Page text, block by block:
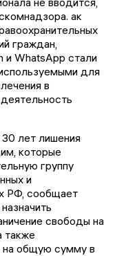
ак
граждан,
и WhatsApp стали
для
в
30 лет лишения
которые
группу
и
РФ, сообщает
свободы на
также
общую сумму в